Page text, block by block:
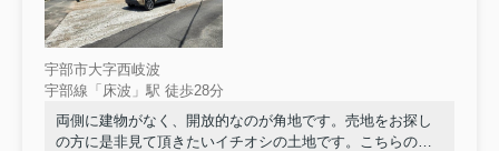
↓お電話でのお問い合わせはこちらから↓
0836-37-0860
宇部市の賃貸物件をお探しなら株式会社ミスターホーム
ズへお問い合わせください！
宇部市大字西岐波
宇部線「床波」駅 徒歩28分
両側に建物がなく、開放的なのが角地です。売地をお探し
の方に是非見て頂きたいイチオシの土地です。こちらの土